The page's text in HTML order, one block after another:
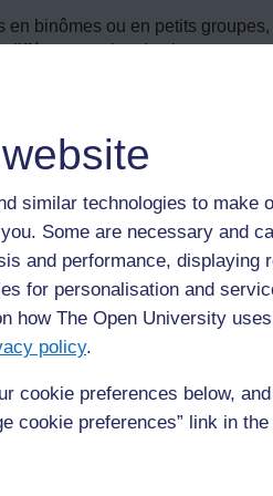
similar technologies to make
Some are necessary and
and performance, displaying
for personalisation and
how The Open University
policy.
cookie preferences below,
cookie preferences” link in
en binômes ou en petits
différents cycles de vie.
en apprenant à respecter et à
Un naturaliste
constamment du monde qui
d’ensemble précise dans son
observation trouve une
peuvent-ils aider les élèves à
? Cette section explore
des êtres vivants. Vous
des modèles et effectuerez